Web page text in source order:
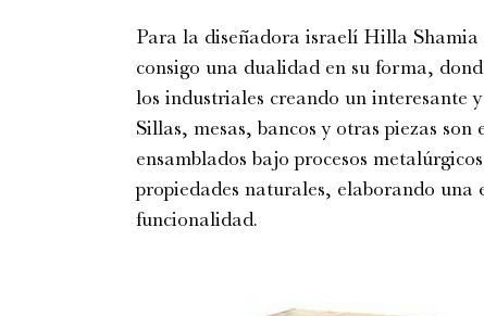
Para la diseñadora israelí Hilla
consigo una dualidad en su forma,
los industriales creando un interesante
Sillas, mesas, bancos y otras piezas
ensamblados bajo procesos
propiedades naturales, elaborando una
funcionalidad.